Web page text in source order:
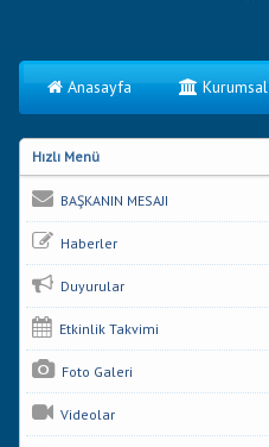
Anasayfa Kurumsal
Hızlı Menü
BAŞKANIN MESAJI
Haberler
Duyurular
Etkinlik Takvimi
Foto Galeri
Videolar